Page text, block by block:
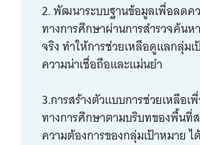
2. พัฒนาระบบฐานข้อมูลเพื่อลดค
ทางการศึกษาผ่านการสำรวจค้นห
จริง ทำให้การช่วยเหลือดูแลกลุ่ม
ความน่าเชื่อถือและแม่นยำ
3.การสร้างตัวแบบการช่วยเหลือเ
ทางการศึกษาตามบริบทของพื้นที่
ความต้องการของกลุ่มเป้าหมาย ไ